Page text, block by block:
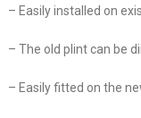
– Easily installed on
– The old plint can be
– Easily fitted on the